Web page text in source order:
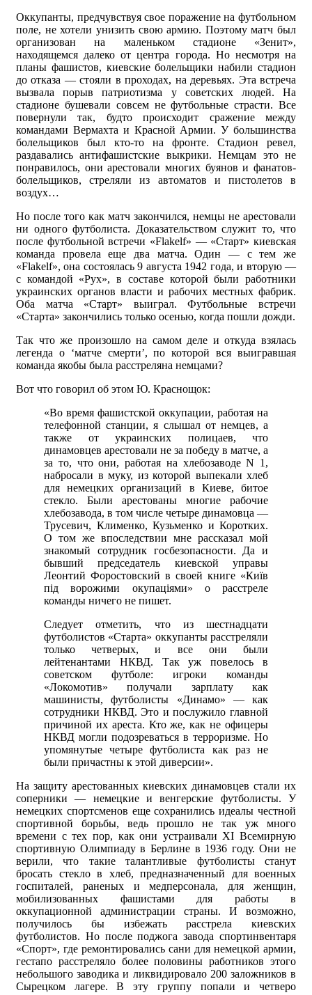
Оккупанты, предчувствуя свое поражение на футбольном
поле, не хотели унизить свою армию. Поэтому матч был
организован на маленьком стадионе «Зенит»,
находящемся далеко от центра города. Но несмотря на
планы фашистов, киевские болельщики набили стадион
до отказа — стояли в проходах, на деревьях. Эта встреча
вызвала порыв патриотизма у советских людей. На
стадионе бушевали совсем не футбольные страсти. Все
повернули так, будто происходит сражение между
командами Вермахта и Красной Армии. У большинства
болельщиков был кто-то на фронте. Стадион ревел,
раздавались антифашистские выкрики. Немцам это не
понравилось, они арестовали многих буянов и фанатов-
болельщиков, стреляли из автоматов и пистолетов в
воздух…
Но после того как матч закончился, немцы не арестовали
ни одного футболиста. Доказательством служит то, что
после футбольной встречи «Flakelf» — «Старт» киевская
команда провела еще два матча. Один — с тем же
«Flakelf», она состоялась 9 августа 1942 года, и вторую —
с командой «Рух», в составе которой были работники
украинских органов власти и рабочих местных фабрик.
Оба матча «Старт» выиграл. Футбольные встречи
«Старта» закончились только осенью, когда пошли дожди.
Так что же произошло на самом деле и откуда взялась
легенда о ‘матче смерти’, по которой вся выигравшая
команда якобы была расстреляна немцами?
Вот что говорил об этом Ю. Краснощок:
«Во время фашистской оккупации, работая на
телефонной станции, я слышал от немцев, а
также от украинских полицаев, что
динамовцев арестовали не за победу в матче, а
за то, что они, работая на хлебозаводе N 1,
набросали в муку, из которой выпекали хлеб
для немецких организаций в Киеве, битое
стекло. Были арестованы многие рабочие
хлебозавода, в том числе четыре динамовца —
Трусевич, Клименко, Кузьменко и Коротких.
О том же впоследствии мне рассказал мой
знакомый сотрудник госбезопасности. Да и
бывший председатель киевской управы
Леонтий Форостовский в своей книге «Київ
пiд ворожими окупацiями» о расстреле
команды ничего не пишет.
Следует отметить, что из шестнадцати
футболистов «Старта» оккупанты расстреляли
только четверых, и все они были
лейтенантами НКВД. Так уж повелось в
советском футболе: игроки команды
«Локомотив» получали зарплату как
машинисты, футболисты «Динамо» — как
сотрудники НКВД. Это и послужило главной
причиной их ареста. Кто же, как не офицеры
НКВД могли подозреваться в терроризме. Но
упомянутые четыре футболиста как раз не
были причастны к этой диверсии».
На защиту арестованных киевских динамовцев стали их
соперники — немецкие и венгерские футболисты. У
немецких спортсменов еще сохранились идеалы честной
спортивной борьбы, ведь прошло не так уж много
времени с тех пор, как они устраивали XI Всемирную
спортивную Олимпиаду в Берлине в 1936 году. Они не
верили, что такие талантливые футболисты станут
бросать стекло в хлеб, предназначенный для военных
госпиталей, раненых и медперсонала, для женщин,
мобилизованных фашистами для работы в
оккупационной администрации страны. И возможно,
получилось бы избежать расстрела киевских
футболистов. Но после поджога завода спортинвентаря
«Спорт», где ремонтировались сани для немецкой армии,
гестапо расстреляло более половины работников этого
небольшого заводика и ликвидировало 200 заложников в
Сырецком лагере. В эту группу попали и четверо